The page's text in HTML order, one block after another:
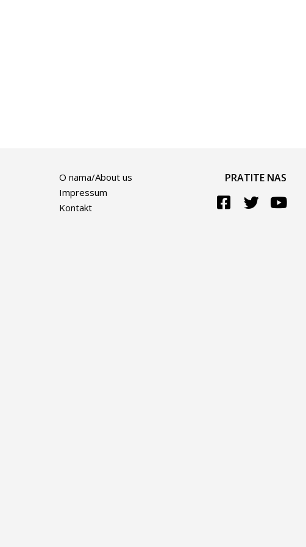
O nama/About us
Impressum
Kontakt
PRATITE NAS